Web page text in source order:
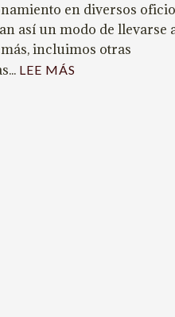
en diversos
así un modo de llevarse
incluimos otras
LEE MÁS